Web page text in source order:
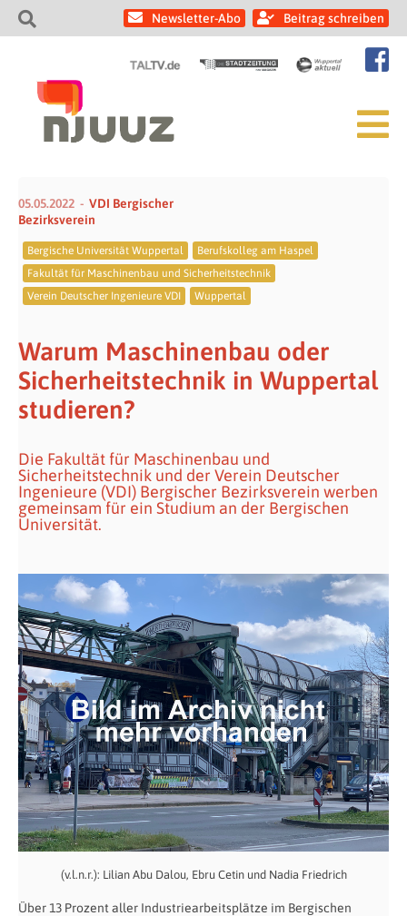
Newsletter-Abo Beitrag schreiben
05.05.2022
VDI Bergischer
Bezirksverein
Bergische Universität Wuppertal
Berufskolleg am Haspel
Fakultät für Maschinenbau und Sicherheitstechnik
Verein Deutscher Ingenieure VDI
Wuppertal
Warum Maschinenbau oder
Sicherheitstechnik in Wuppertal
studieren?
Die Fakultät für Maschinenbau und
Sicherheitstechnik und der Verein Deutscher
Ingenieure (VDI) Bergischer Bezirksverein werben
gemeinsam für ein Studium an der Bergischen
Universität.
(v.l.n.r.): Lilian Abu Dalou, Ebru Cetin und Nadia Friedrich
Über 13 Prozent aller Industriearbeitsplätze im Bergischen